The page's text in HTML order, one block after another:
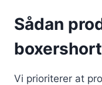
Sådan
Vi prioriterer at